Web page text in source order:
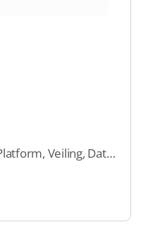
Website, Webshop, Platform, Veiling, Dating